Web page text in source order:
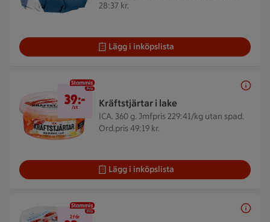
28:37 kr.
Lägg i inköpslista
Kräftstjärtar i lake
ICA. 360 g. Jmfpris 229:41/kg utan spad.
Ord.pris 49:19 kr.
39 kr/st
39:-
/st
Lägg i inköpslista
2 för 32 kr
2 för